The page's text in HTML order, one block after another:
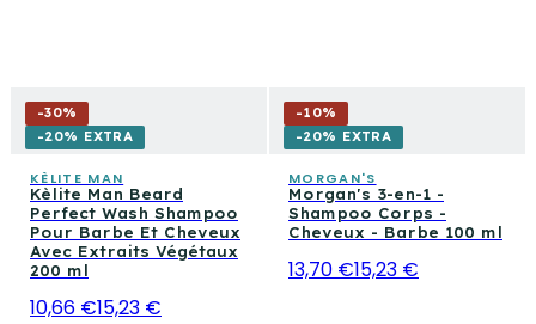
-30%
-20% EXTRA
KÈLITE MAN
Kèlite Man Beard
Perfect Wash Shampoo
Pour Barbe Et Cheveux
Avec Extraits Végétaux
200 ml
10,66 €15,23 €
-10%
-20% EXTRA
MORGAN'S
Morgan's 3-en-1 -
Shampoo Corps -
Cheveux - Barbe 100 ml
13,70 €15,23 €